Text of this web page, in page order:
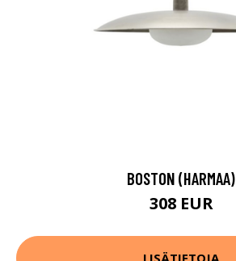
BOSTON (HARMAA)
308 EUR